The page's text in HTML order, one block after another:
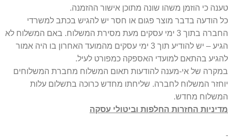
טענה כי הוזמן משהו שונה מתוכן אישור ההזמנה.
כל הודעה בדבר מוצר פגום או חסר יש להגיש בכתב למשרדי
החברה בתוך 3 ימי עסקים מעת מסירת המשלוח. באם המשלוח לא
הגיע – יש להודיע תוך 3 ימי עסקים מהמועד האחרון בו היה אמור
להגיע בהתאם למועדי האספקה כמפורט לעיל.
במקרה של אי-מענה להודעות תאום המשלוח מחברת המשלוחים
יוחזר המשלוח לחברה. שליחתו מחדש כרוכה בתשלום עלות
המשלוח מחדש.
מדיניות החזרות החלפות וביטולי עסקה